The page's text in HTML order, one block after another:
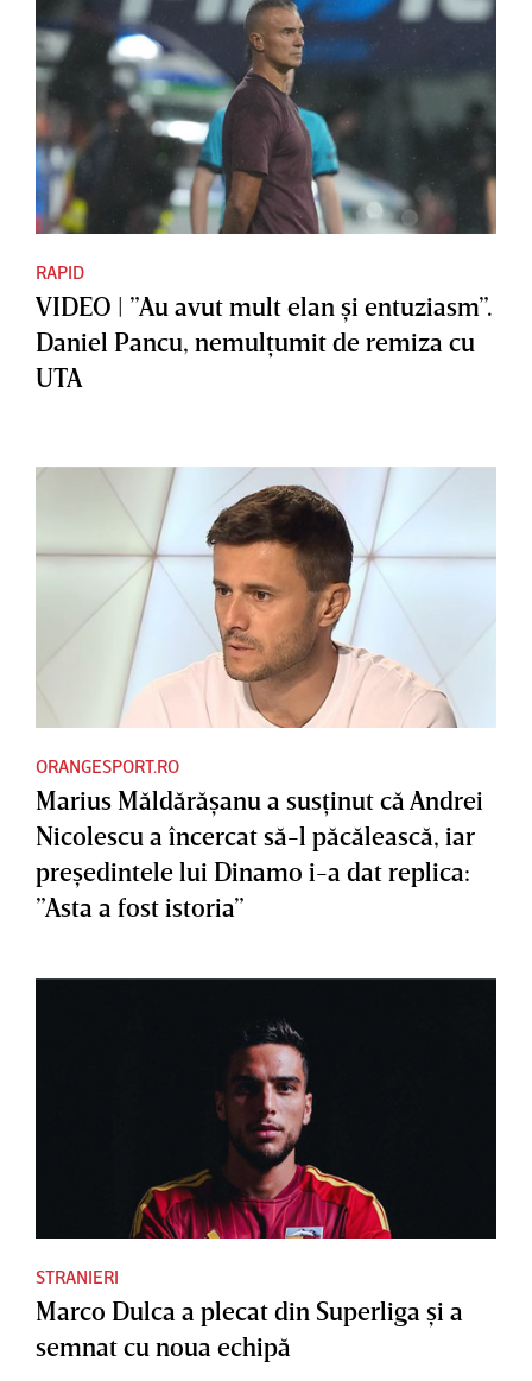
RAPID
VIDEO | ”Au avut mult elan şi entuziasm”.
Daniel Pancu, nemulţumit de remiza cu
UTA
ORANGESPORT.RO
Marius Măldărăşanu a susţinut că Andrei
Nicolescu a încercat să-l păcălească, iar
preşedintele lui Dinamo i-a dat replica:
”Asta a fost istoria”
STRANIERI
Marco Dulca a plecat din Superliga şi a
semnat cu noua echipă